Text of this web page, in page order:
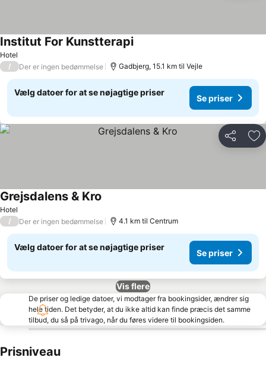
Hotel
Institut For Kunstterapi
/ Der er ingen bedømmelse Gadbjerg, 15.1 km til Vejle
Vælg datoer for at se nøjagtige priser
Se priser
Del
Hotel
Grejsdalens & Kro
/ Der er ingen bedømmelse 4.1 km til Centrum
Vælg datoer for at se nøjagtige priser
Se priser
Vis flere
De priser og ledige datoer, vi modtager fra bookingsider, ændrer sig
hele tiden. Det betyder, at du ikke altid kan finde præcis det samme
tilbud, du så på trivago, når du føres videre til bookingsiden.
Prisniveau